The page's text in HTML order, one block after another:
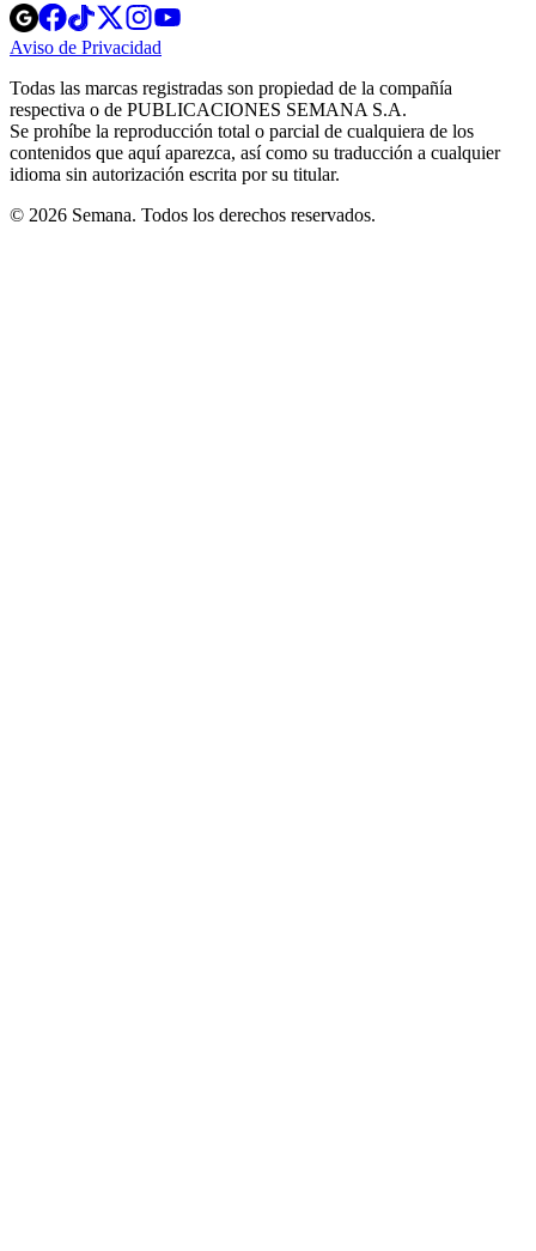
Opens
in
new
Opens
in
new
Opens
in
new
window
Opens
new
windowwindow
Aviso de Privacidad
new
window
Todas las marcas registradas son propiedad de la compañía
respectiva o de PUBLICACIONES SEMANA S.A.
Se prohíbe la reproducción total o parcial de cualquiera de los
contenidos que aquí aparezca, así como su traducción a cualquier
idioma sin autorización escrita por su titular.
© 2026 Semana. Todos los derechos reservados.